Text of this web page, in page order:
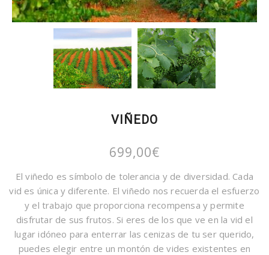
VIÑEDO
699,00€
El viñedo es símbolo de tolerancia y de diversidad. Cada
vid es única y diferente. El viñedo nos recuerda el esfuerzo
y el trabajo que proporciona recompensa y permite
disfrutar de sus frutos. Si eres de los que ve en la vid el
lugar idóneo para enterrar las cenizas de tu ser querido,
puedes elegir entre un montón de vides existentes en